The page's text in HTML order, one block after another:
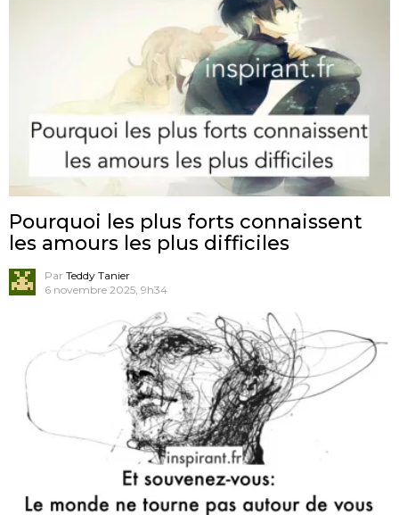
Pourquoi les plus forts connaissent
les amours les plus difficiles
Par Teddy Tanier
6 novembre 2025, 9h34